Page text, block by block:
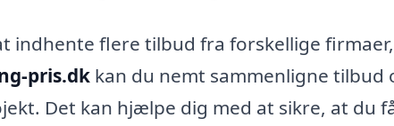
indhente flere tilbud fra forskellige
pris.dk kan du nemt sammenligne tilbud
Det kan hjælpe dig med at sikre, at du